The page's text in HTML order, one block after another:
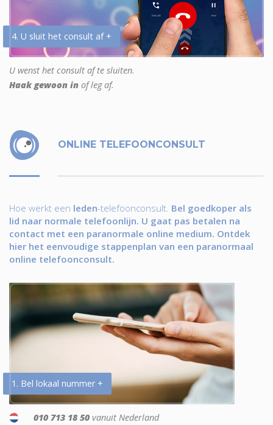
4. U sluit het consult af +
U wenst het consult af te sluiten.
Haak gewoon in of leg af.
ONLINE TELEFOONCONSULT
Hoe werkt een leden-telefoonconsult. Bel goedkoper als
lid naar normale telefoonlijn. U gaat pas betalen na
contact met een paranormale online medium. Ontdek
hier het eenvoudige stappenplan van een paranormaal
online telefoonconsult.
1. Bel lokaal nummer +
010 713 18 50 vanuit Nederland